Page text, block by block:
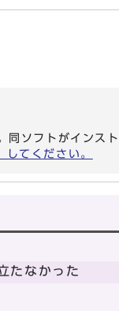
ソフトがインス
てください。
たなかった